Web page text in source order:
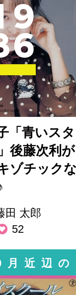
9
6
「青いスタ
後藤次利が
ゾチック
田 太郎
52
近辺の